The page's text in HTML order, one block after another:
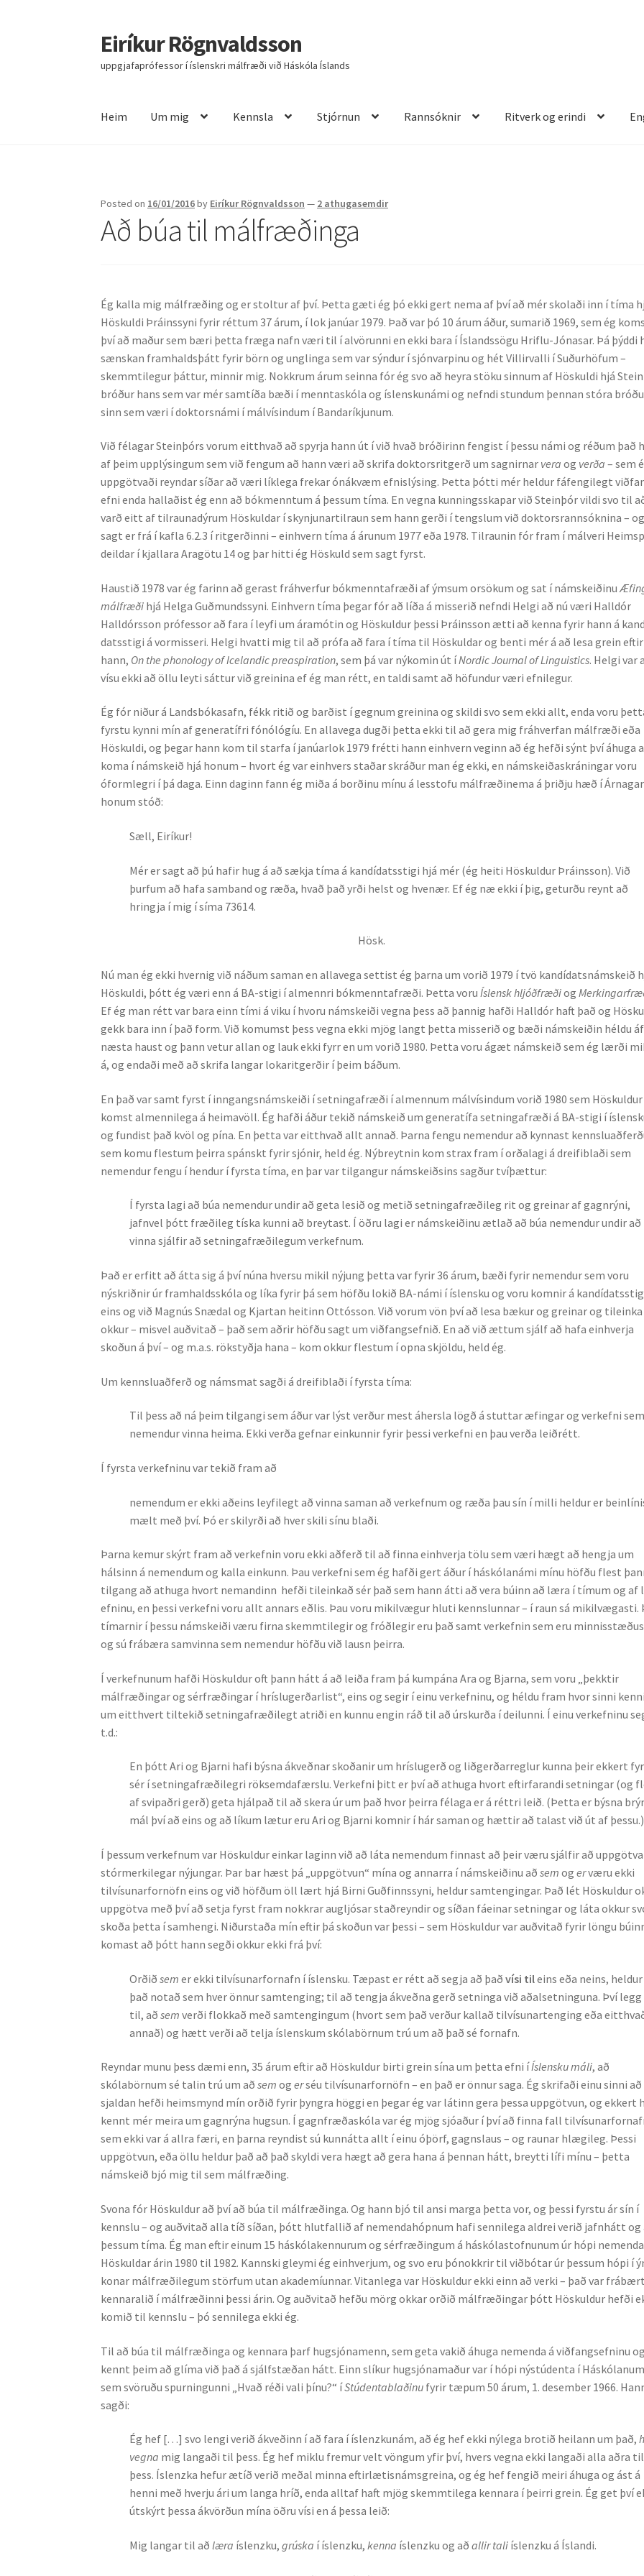
Fara
beint
í
Hoppa
yfir
í
Eiríkur Rögnvaldsson
uppgjafaprófessor í íslenskri málfræði við Háskóla Íslands
Heim Um mig Kennsla Stjórnun Rannsóknir Ritverk og erindi
Posted on 16/01/2016by Eiríkur Rögnvaldsson — 2 athugasemdir
Að búa til málfræðinga
Ég kalla mig málfræðing og er stoltur af því. Þetta gæti ég þó ekki gert nema af því að mér skolaði inn í tíma
Höskuldi Þráinssyni fyrir réttum 37 árum, í lok janúar 1979. Það var þó 10 árum áður, sumarið 1969, sem ég
því að maður sem bæri þetta fræga nafn væri til í alvör­unni en ekki bara í Íslandssögu Hriflu-Jónasar. Þá þýddi
sænskan framhaldsþátt fyrir börn og ung­linga sem var sýndur í sjón­varp­inu og hét Villir­valli í Suðurhöfum –
skemmti­legur þáttur, minnir mig. Nokkrum árum seinna fór ég svo að heyra stöku sinnum af Hös­kuldi hjá
bróður hans sem var mér samtíða bæði í menntaskóla og íslensku­námi og nefndi stundum þennan stóra
sinn sem væri í doktorsnámi í málvís­ind­um í Banda­ríkj­un­um.
Við félagar Steinþórs vorum eitthvað að spyrja hann út í við hvað bróðirinn fengist í þessu námi og réðum það
af þeim upplýsingum sem við fengum að hann væri að skrifa doktors­rit­gerð um sagnirnar vera og verða – sem
uppgötvaði reyndar síðar að væri líklega frekar ónákvæm efnislýsing. Þetta þótti mér heldur fáfengilegt
efni enda hall­aðist ég enn að bók­mennt­um á þessum tíma. En vegna kunnings­skap­ar við Stein­þór vildi svo til
varð eitt af til­rauna­dýrum Höskuldar í skynj­unar­til­raun sem hann gerði í tengslum við doktorsrannsóknina – og
sagt er frá í kafla 6.2.3 í ritgerðinni – ein­hvern tíma á árunum 1977 eða 1978. Tilraunin fór fram í mál­veri
deildar í kjallar­a Aragötu 14 og þar hitti ég Höskuld sem sagt fyrst.
Haustið 1978 var ég farinn að gerast fráhverfur bókmenntafræði af ýmsum orsökum og sat í nám­skeiðinu
málfræði hjá Helga Guðmundssyni. Einhvern tíma þegar fór að líða á misserið nefndi Helgi að nú væri Halldór
Halldórsson próf­essor að fara í leyfi um áramótin og Höskuldur þessi Þráinsson ætti að kenna fyrir hann á
dats­stigi á vor­misseri. Helgi hvatti mig til að prófa að fara í tíma til Höskuldar og benti mér á að lesa grein eftir
hann, On the phonology of Icelandic preaspiration, sem þá var ný­komin út íNordic Journal of Linguistics. Helgi var
vísu ekki að öllu leyti sáttur við greinina ef ég man rétt, en taldi samt að höfundur væri efnilegur.
Ég fór niður á Landsbókasafn, fékk ritið og barðist í gegnum greinina og skildi svo sem ekki allt, enda voru
fyrstu kynni mín af generatífri fónólógíu. En allavega dugði þetta ekki til að gera mig fráhverfan málfræði eða
Höskuldi, og þegar hann kom til starfa í janúarlok 1979 frétti hann einhvern veginn að ég hefði sýnt því áhuga
koma í námskeið hjá honum – hvort ég var einhvers staðar skráður man ég ekki, en námskeiðaskráningar voru
óformlegri í þá daga. Einn daginn fann ég miða á borðinu mínu á lesstofu mál­fræði­nema á þriðju hæð í
honum stóð:
Sæll, Eiríkur!
Mér er sagt að þú hafir hug á að sækja tíma á kandídatsstigi hjá mér (ég heiti Hös­kuldur Þráinsson). Við
þurfum að hafa samband og ræða, hvað það yrði helst og hvenær. Ef ég næ ekki í þig, geturðu reynt að
hringja í mig í síma 73614.
Hösk.
Nú man ég ekki hvernig við náðum saman en allavega settist ég þarna um vorið 1979 í tvö kandídatsnám­skeið
Höskuldi, þótt ég væri enn á BA-stigi í almennri bók­mennta­fræði. Þetta voruÍslensk hljóðfræðiog
Ef ég man rétt var bara einn tími á viku í hvoru námskeiði vegna þess að þannig hafði Halldór haft það og
gekk bara inn í það form. Við komumst þess vegna ekki mjög langt þetta miss­erið og bæði námskeiðin héldu
næsta haust og þann vetur allan og lauk ekki fyrr en um vorið 1980. Þetta voru ágæt námskeið sem ég lærði
á, og end­aði með að skrifa langar lokaritgerðir í þeim báðum.
En það var samt fyrst í inngangsnámskeiði í setningafræði í almennum málvísindum vorið 1980 sem Höskuldur
komst almennilega á heimavöll. Ég hafði áður tekið nám­skeið um generatífa setningafræði á BA-stigi í
og fundist það kvöl og pína. En þetta var eitthvað allt annað. Þarna fengu nemendur að kynnast
sem komu flestum þeirra spánskt fyrir sjónir, held ég. Nýbreytnin kom strax fram í orða­lagi á dreifiblaði sem
nemendur fengu í hendur í fyrsta tíma, en þar var til­gang­ur nám­skeiðs­ins sagður tvíþættur:
Í fyrsta lagi að búa nemendur undir að geta lesið og metið setningafræðileg rit og greinar af gagnrýni,
jafnvel þótt fræðileg tíska kunni að breytast. Í öðru lagi er námskeiðinu ætlað að búa nemendur undir að
vinna sjálfir að setningafræði­legum verkefnum.
Það er erfitt að átta sig á því núna hversu mikil nýjung þetta var fyrir 36 árum, bæði fyrir nemendur sem voru
nýskriðnir úr framhaldsskóla og líka fyrir þá sem höfðu lokið BA-námi í íslensku og voru komnir á
eins og við Magnús Snædal og Kjart­an heitinn Ottósson. Við vorum vön því að lesa bækur og greinar og tileinka
okkur – mis­vel auðvitað – það sem aðrir höfðu sagt um viðfangsefnið. En að við ætt­um sjálf að hafa einhverja
skoðun á því – og m.a.s. rökstyðja hana – kom okkur flest­um í opna skjöldu, held ég.
Um kennsluaðferð og námsmat sagði á dreifiblaði í fyrsta tíma:
Til þess að ná þeim tilgangi sem áður var lýst verður mest áhersla lögð á stuttar æfingar og verkefni sem
nemendur vinna heima. Ekki verða gefnar ein­kunnir fyrir þessi verkefni en þau verða leiðrétt.
Í fyrsta verkefninu var tekið fram að
nemendum er ekki aðeins leyfilegt að vinna saman að verkefnum og ræða þau sín í milli heldur er
mælt með því. Þó er skilyrði að hver skili sínu blaði.
Þarna kemur skýrt fram að verkefnin voru ekki aðferð til að finna einhverja tölu sem væri hægt að hengja um
hálsinn á nemendum og kalla einkunn. Þau verkefni sem ég hafði gert áður í há­skólanámi mínu höfðu flest
tilgang að athuga hvort nem­andinn hefði tileinkað sér það sem hann átti að vera búinn að læra í tímum og af
efn­inu, en þessi verkefni voru allt annars eðlis. Þau voru mikilvægur hluti kennslunnar – í raun sá
tímarnir í þessu námskeiði væru firna skemmtilegir og fróð­legir eru það samt verk­efnin sem eru
og sú frábæra samvinna sem nem­endur höfðu við lausn þeirra.
Í verkefnunum hafði Höskuldur oft þann hátt á að leiða fram þá kumpána Ara og Bjarna, sem voru „þekktir
málfræðingar og sérfræðingar í hríslugerðarlist“, eins og segir í einu verk­efninu, og héldu fram hvor sinni
um eitthvert tiltekið setn­inga­fræðilegt atriði en kunnu engin ráð til að úrskurða í deilunni. Í einu verkefninu
t.d.:
En þótt Ari og Bjarni hafi býsna ákveðnar skoðanir um hríslugerð og lið­gerðar­reglur kunna þeir ekkert
sér í setningafræðilegri röksemdafærslu. Verk­efni þitt er því að athuga hvort eftirfarandi setningar (og
af svipaðri gerð) geta hjálpað til að skera úr um það hvor þeirra félaga er á réttri leið. (Þetta er býsna
mál því að eins og að líkum lætur eru Ari og Bjarni komnir í hár saman og hættir að talast við út af þessu.)
Í þessum verkefnum var Höskuldur einkar laginn við að láta nemendum finnast að þeir væru sjálfir að uppgötva
stórmerkilegar nýjungar. Þar bar hæst þá „uppgötvun“ mína og annarra í námskeiðinu aðsem ogerværu ekki
tilvísunarfornöfn eins og við höfð­um öll lært hjá Birni Guðfinnssyni, heldur samtengingar. Það lét Höskuldur
upp­götva með því að setja fyrst fram nokkrar augljósar staðreyndir og síðan fá­einar setn­ingar og láta okkur
skoða þetta í samhengi. Niðurstaða mín eftir þá skoðun var þessi – sem Hös­kuldur var auðvitað fyrir löngu
komast að þótt hann segði okkur ekki frá því:
Orðiðsem er ekki tilvísunarfornafn í íslensku. Tæpast er rétt að segja að þaðvísi tileins eða neins,
það notað sem hver önnur samtenging; til að tengja ákveðna gerð setninga við aðalsetninguna. Því legg
til, aðsem verði flokkað með samtengingum (hvort sem það verður kallað tilvísunartenging eða
annað) og hætt verði að telja íslenskum skólabörnum trú um að það sé for­nafn.
Reyndar munu þess dæmi enn, 35 árum eftir að Höskuldur birti grein sína um þetta efni íÍslensku máli, að
skólabörnum sé talin trú um aðsem ogerséu tilvísunarfornöfn – en það er önnur saga. Ég skrifaði einu sinni að
sjaldan hefði heimsmynd mín orðið fyrir þyngra höggi en þegar ég var látinn gera þessa uppgötvun, og ekkert
kennt mér meira um gagn­rýna hugsun. Í gagnfræðaskóla var ég mjög sjóaður í því að finna fall
sem ekki var á allra færi, en þarna reyndist sú kunnátta allt í einu óþörf, gagns­laus – og raunar hlægileg. Þessi
uppgötvun, eða öllu heldur það að það skyldi vera hægt að gera hana á þennan hátt, breytti lífi mínu – þetta
námskeið bjó mig til sem mál­fræðing.
Svona fór Höskuldur að því að búa til málfræðinga. Og hann bjó til ansi marga þetta vor, og þessi fyrstu ár sín í
kennslu – og auðvitað alla tíð síðan, þótt hlutfallið af nem­enda­hópnum hafi sennilega aldrei verið jafnhátt og
þessum tíma. Ég man eftir einum 15 háskólakennurum og sérfræðingum á háskólastofnunum úr hópi nemenda
Hösk­uld­ar ár­in 1980 til 1982. Kannski gleymi ég einhverjum, og svo eru þónokkrir til við­bótar úr þess­um hópi í
konar málfræðilegum störfum utan akademíunnar. Vitanlega var Hösk­uldur ekki einn að verki – það var frábært
kennaralið í málfræðinni þessi árin. Og auð­vitað hefðu mörg okk­ar orðið málfræðingar þótt Höskuldur hefði
komið til kennslu – þó senni­lega ekki ég.
Til að búa til málfræðinga og kennara þarf hugsjónamenn, sem geta vakið áhuga nem­enda á viðfangsefninu og
kennt þeim að glíma við það á sjálfstæðan hátt. Einn slíkur hug­sjónamaður var í hópi nýstúdenta í Háskólanum
sem svöruðu spurningunni „Hvað réði vali þínu?“ íStúdentablaðinu fyrir tæpum 50 árum, 1. desember 1966.
sagði:
Ég hef […] svo lengi verið ákveðinn í að fara í íslenzkunám, að ég hef ekki nýlega brotið heilann um það,
vegna mig langaði til þess. Ég hef miklu fremur velt vöngum yfir því, hvers vegna ekki langaði alla aðra til
þess. Ís­lenzka hefur ætíð verið meðal minna eftirlætisnámsgreina, og ég hef fengið meiri áhuga og ást á
henni með hverju ári um langa hríð, enda alltaf haft mjög skemmti­lega kennara í þeirri grein. Ég get því
útskýrt þessa ákvörðun mína öðru vísi en á þessa leið:
Mig langar til aðlæra íslenzku,grúska í íslenzku,kenna íslenzku og aðallir tali íslenzku á Íslandi.